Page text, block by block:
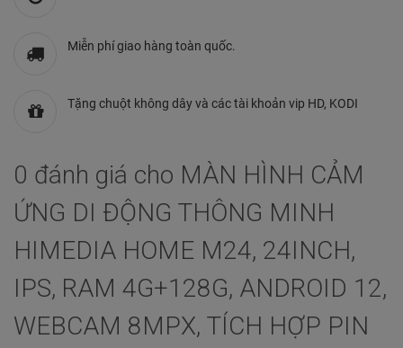
Miễn phí giao hàng toàn quốc.
Tặng chuột không dây và các tài khoản vip HD, KODI
0 đánh giá cho MÀN HÌNH CẢM
ỨNG DI ĐỘNG THÔNG MINH
HIMEDIA HOME M24, 24INCH,
IPS, RAM 4G+128G, ANDROID 12,
WEBCAM 8MPX, TÍCH HỢP PIN